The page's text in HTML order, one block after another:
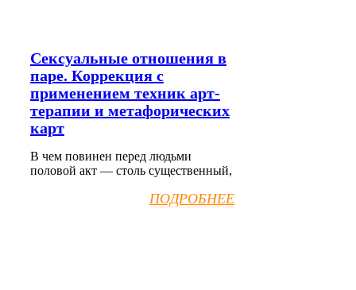
Сексуальные отношения в
паре. Коррекция с
применением техник арт-
терапии и метафорических
карт
В чем повинен перед людьми
половой акт — столь существенный,
ПОДРОБНЕЕ